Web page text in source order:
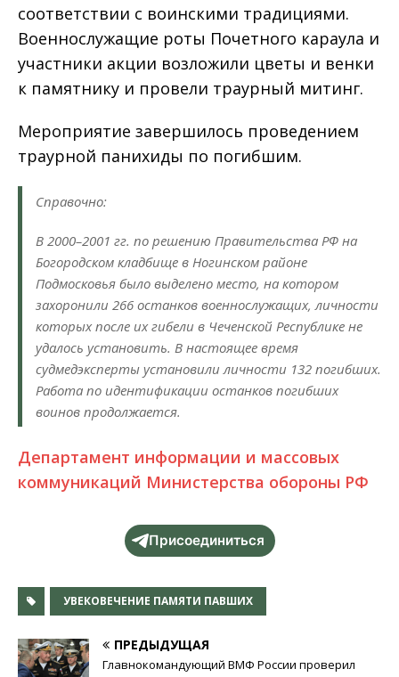
соответствии с воинскими традициями.
Военнослужащие роты Почетного караула и
участники акции возложили цветы и венки
к памятнику и провели траурный митинг.
Мероприятие завершилось проведением
траурной панихиды по погибшим.
Справочно:
В 2000–2001 гг. по решению Правительства РФ на
Богородском кладбище в Ногинском районе
Подмосковья было выделено место, на котором
захоронили 266 останков военнослужащих, личности
которых после их гибели в Чеченской Республике не
удалось установить. В настоящее время
судмедэксперты установили личности 132 погибших.
Работа по идентификации останков погибших
воинов продолжается.
Департамент информации и массовых
коммуникаций Министерства обороны РФ
Присоединиться
УВЕКОВЕЧЕНИЕ ПАМЯТИ ПАВШИХ
ПРЕДЫДУЩАЯ
Главнокомандующий ВМФ России проверил